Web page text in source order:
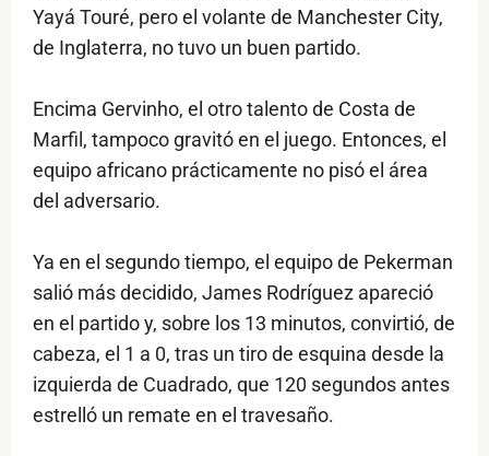
Yayá Touré, pero el volante de Manchester City,
de Inglaterra, no tuvo un buen partido.
Encima Gervinho, el otro talento de Costa de
Marfil, tampoco gravitó en el juego. Entonces, el
equipo africano prácticamente no pisó el área
del adversario.
Ya en el segundo tiempo, el equipo de Pekerman
salió más decidido, James Rodríguez apareció
en el partido y, sobre los 13 minutos, convirtió, de
cabeza, el 1 a 0, tras un tiro de esquina desde la
izquierda de Cuadrado, que 120 segundos antes
estrelló un remate en el travesaño.